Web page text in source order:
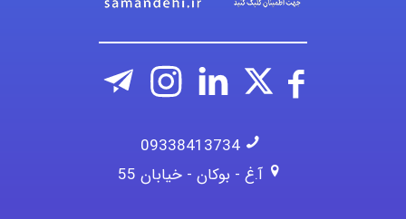
09338413734
آ.غ - بوکان - خیابان 55